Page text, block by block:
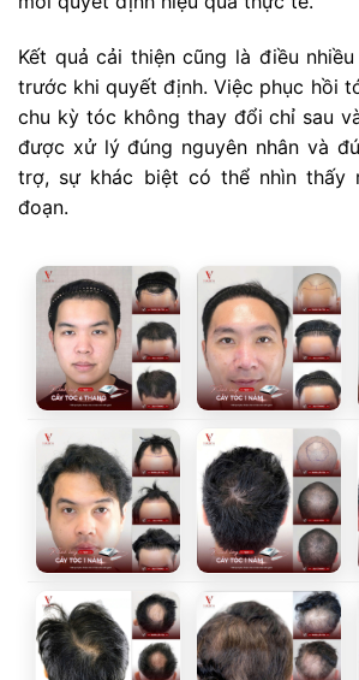
Kết quả cải thiện cũng là điều
trước khi quyết định. Việc phục hồi
chu kỳ tóc không thay đổi chỉ sau
được xử lý đúng nguyên nhân và
trợ, sự khác biệt có thể nhìn thấy
đoạn.